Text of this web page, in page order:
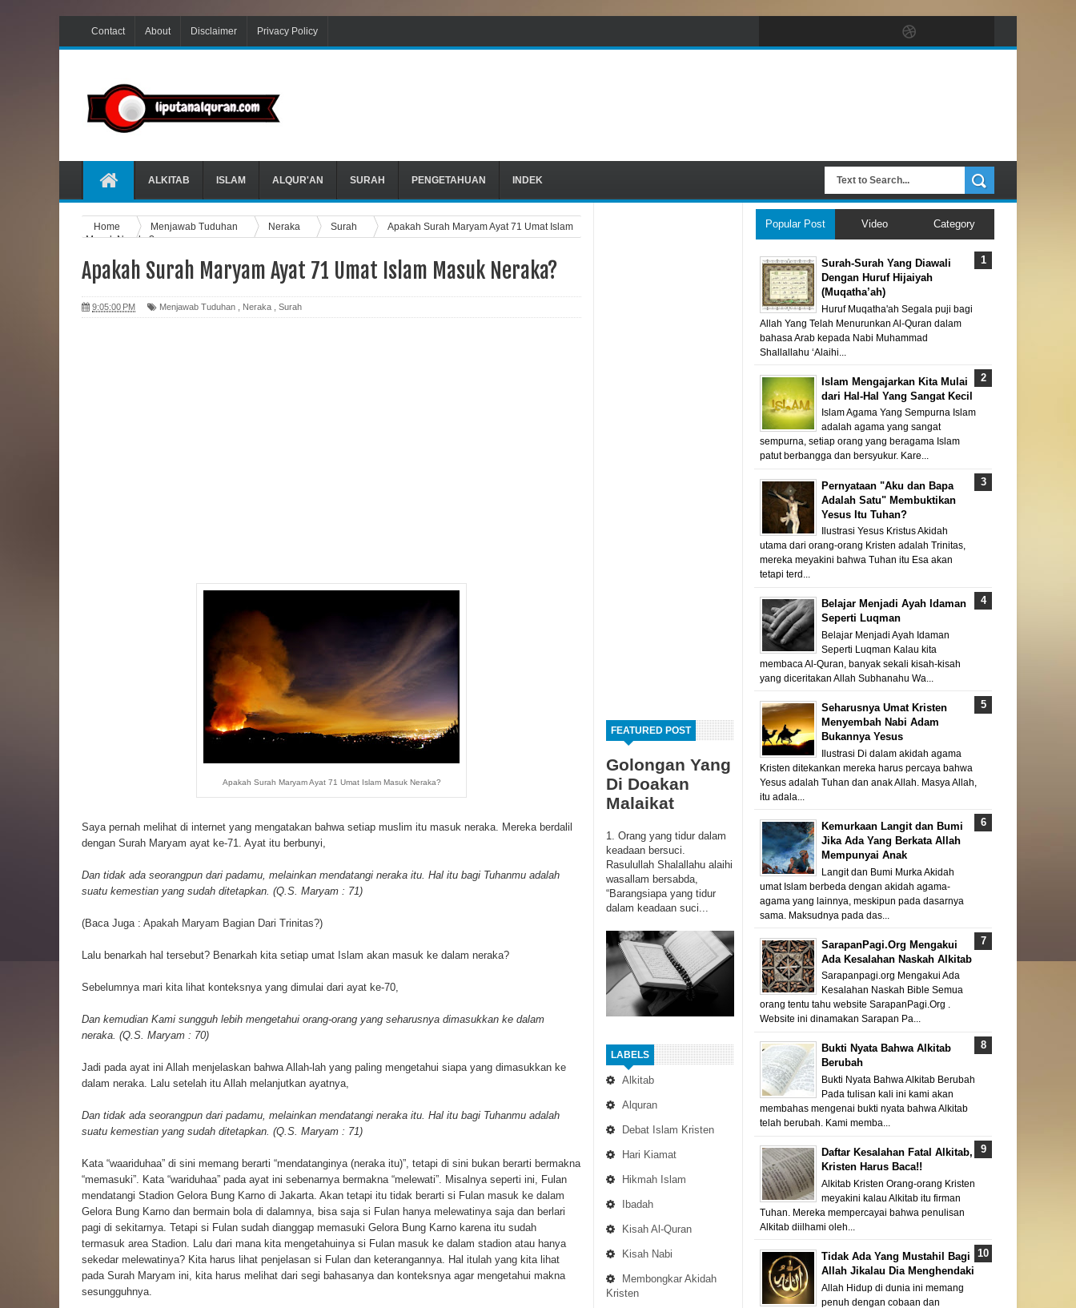
Contact About Disclaimer Privacy Policy
ALKITAB ISLAM ALQUR'AN SURAH PENGETAHUAN INDEK
FEATURED POST
Golongan Yang
Di Doakan
Malaikat
1. Orang yang tidur dalam
keadaan bersuci.
Rasulullah Shalallahu alaihi
wasallam bersabda,
“Barangsiapa yang tidur
dalam keadaan suci...
LABELS
Alkitab
Alquran
Debat Islam Kristen
Hari Kiamat
Hikmah Islam
Ibadah
Kisah Al-Quran
Kisah Nabi
Membongkar Akidah
Kristen
Home Menjawab Tuduhan Neraka Surah
Apakah Surah Maryam Ayat 71 Umat Islam
Masuk Neraka?
Apakah Surah Maryam Ayat 71 Umat Islam Masuk Neraka?
9:05:00 PM Menjawab Tuduhan Neraka Surah
Apakah Surah Maryam Ayat 71 Umat Islam Masuk Neraka?
Saya pernah melihat di internet yang mengatakan bahwa setiap muslim itu masuk neraka. Mereka berdalil
dengan Surah Maryam ayat ke-71. Ayat itu berbunyi,
Dan tidak ada seorangpun dari padamu, melainkan mendatangi neraka itu. Hal itu bagi Tuhanmu adalah
suatu kemestian yang sudah ditetapkan. (Q.S. Maryam : 71)
(Baca Juga : Apakah Maryam Bagian Dari Trinitas?)
Lalu benarkah hal tersebut? Benarkah kita setiap umat Islam akan masuk ke dalam neraka?
Sebelumnya mari kita lihat konteksnya yang dimulai dari ayat ke-70,
Dan kemudian Kami sungguh lebih mengetahui orang-orang yang seharusnya dimasukkan ke dalam
neraka. (Q.S. Maryam : 70)
Jadi pada ayat ini Allah menjelaskan bahwa Allah-lah yang paling mengetahui siapa yang dimasukkan ke
dalam neraka. Lalu setelah itu Allah melanjutkan ayatnya,
Dan tidak ada seorangpun dari padamu, melainkan mendatangi neraka itu. Hal itu bagi Tuhanmu adalah
suatu kemestian yang sudah ditetapkan. (Q.S. Maryam : 71)
Kata “waariduhaa” di sini memang berarti “mendatanginya (neraka itu)”, tetapi di sini bukan berarti bermakna
“memasuki”. Kata “wariduhaa” pada ayat ini sebenarnya bermakna “melewati”. Misalnya seperti ini, Fulan
mendatangi Stadion Gelora Bung Karno di Jakarta. Akan tetapi itu tidak berarti si Fulan masuk ke dalam
Gelora Bung Karno dan bermain bola di dalamnya, bisa saja si Fulan hanya melewatinya saja dan berlari
pagi di sekitarnya. Tetapi si Fulan sudah dianggap memasuki Gelora Bung Karno karena itu sudah
termasuk area Stadion. Lalu dari mana kita mengetahuinya si Fulan masuk ke dalam stadion atau hanya
sekedar melewatinya? Kita harus lihat penjelasan si Fulan dan keterangannya. Hal itulah yang kita lihat
pada Surah Maryam ini, kita harus melihat dari segi bahasanya dan konteksnya agar mengetahui makna
sesungguhnya.
Popular Post Video Category
Surah-Surah Yang Diawali
Dengan Huruf Hijaiyah
(Muqatha’ah)
Huruf Muqatha'ah Segala puji bagi
Allah Yang Telah Menurunkan Al-Quran dalam
bahasa Arab kepada Nabi Muhammad
Shallallahu ‘Alaihi...
Islam Mengajarkan Kita Mulai
dari Hal-Hal Yang Sangat Kecil
Islam Agama Yang Sempurna Islam
adalah agama yang sangat
sempurna, setiap orang yang beragama Islam
patut berbangga dan bersyukur. Kare...
Pernyataan "Aku dan Bapa
Adalah Satu" Membuktikan
Yesus Itu Tuhan?
Ilustrasi Yesus Kristus Akidah
utama dari orang-orang Kristen adalah Trinitas,
mereka meyakini bahwa Tuhan itu Esa akan
tetapi terd...
Belajar Menjadi Ayah Idaman
Seperti Luqman
Belajar Menjadi Ayah Idaman
Seperti Luqman Kalau kita
membaca Al-Quran, banyak sekali kisah-kisah
yang diceritakan Allah Subhanahu Wa...
Seharusnya Umat Kristen
Menyembah Nabi Adam
Bukannya Yesus
Ilustrasi Di dalam akidah agama
Kristen ditekankan mereka harus percaya bahwa
Yesus adalah Tuhan dan anak Allah. Masya Allah,
itu adala...
Kemurkaan Langit dan Bumi
Jika Ada Yang Berkata Allah
Mempunyai Anak
Langit dan Bumi Murka Akidah
umat Islam berbeda dengan akidah agama-
agama yang lainnya, meskipun pada dasarnya
sama. Maksudnya pada das...
SarapanPagi.Org Mengakui
Ada Kesalahan Naskah Alkitab
Sarapanpagi.org Mengakui Ada
Kesalahan Naskah Bible Semua
orang tentu tahu website SarapanPagi.Org .
Website ini dinamakan Sarapan Pa...
Bukti Nyata Bahwa Alkitab
Berubah
Bukti Nyata Bahwa Alkitab Berubah
Pada tulisan kali ini kami akan
membahas mengenai bukti nyata bahwa Alkitab
telah berubah. Kami memba...
Daftar Kesalahan Fatal Alkitab,
Kristen Harus Baca!!
Alkitab Kristen Orang-orang Kristen
meyakini kalau Alkitab itu firman
Tuhan. Mereka mempercayai bahwa penulisan
Alkitab diilhami oleh...
Tidak Ada Yang Mustahil Bagi
Allah Jikalau Dia Menghendaki
Allah Hidup di dunia ini memang
penuh dengan cobaan dan